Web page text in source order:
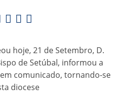
hoje, 21 de Setembro, D.
de Setúbal, informou a
comunicado, tornando-se
diocese